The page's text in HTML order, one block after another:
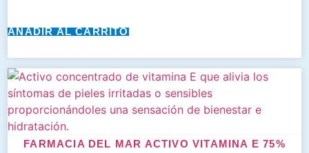
AÑADIR AL CARRITO
FARMACIA DEL MAR ACTIVO VITAMINA E 75%